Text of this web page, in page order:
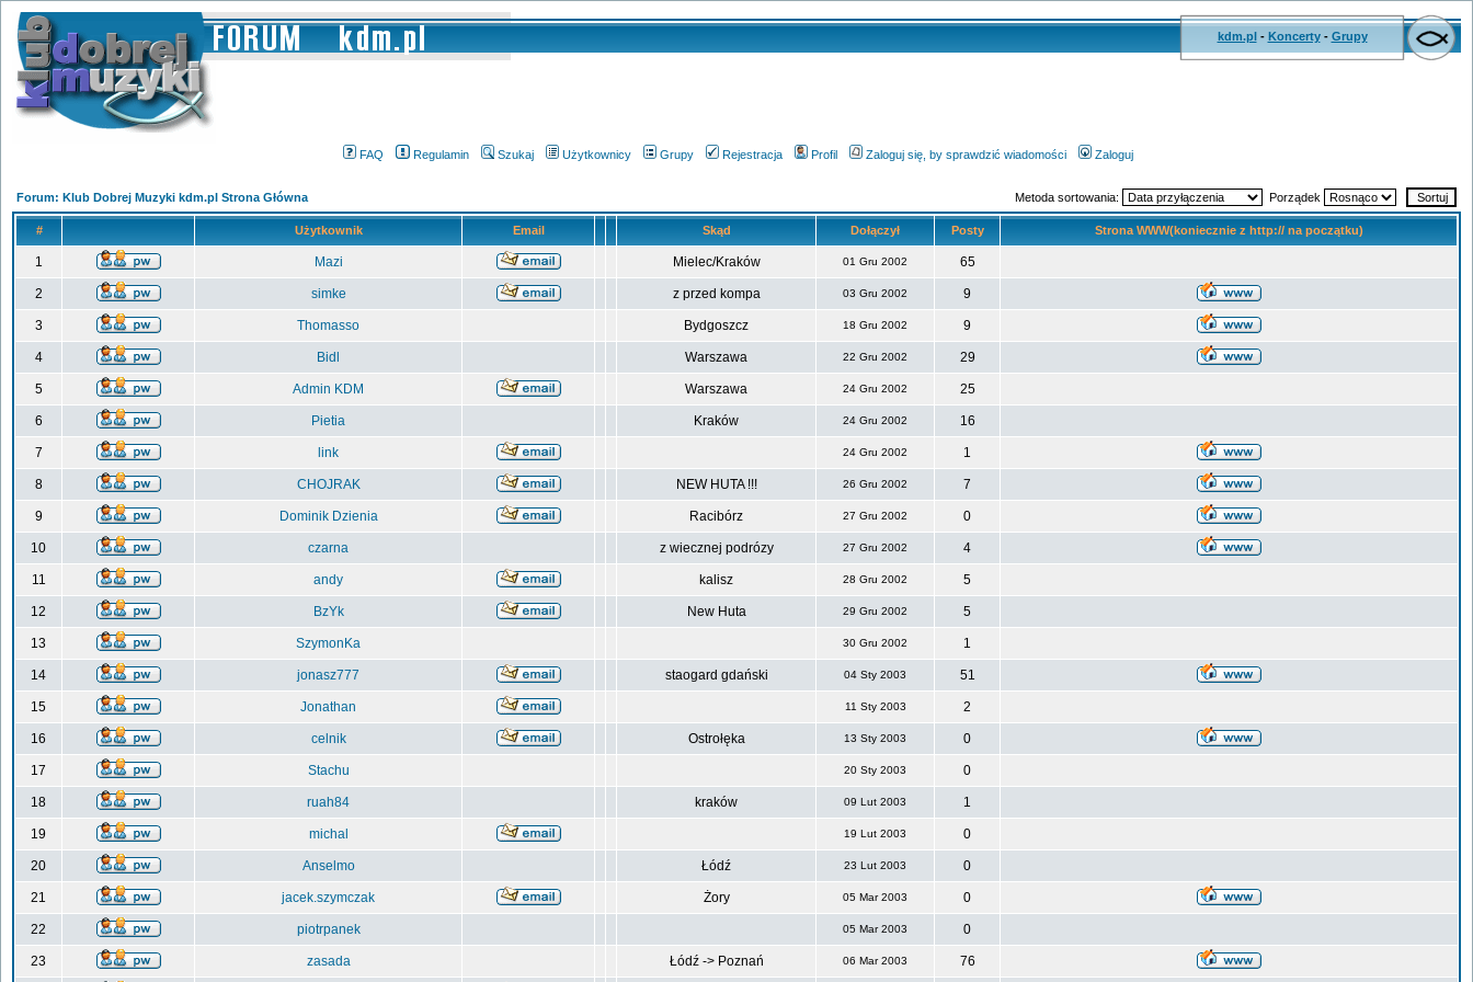
kdm.pl- Koncerty- Grupy
FAQ Regulamin Szukaj Użytkownicy Grupy Rejestracja Profil Zaloguj się, by sprawdzić wiadomości Zaloguj
Forum: Klub Dobrej Muzyki kdm.pl Strona Główna Metoda sortowania: Porządek
# Użytkownik Email Skąd Dołączył Posty Strona WWW(koniecznie z http:// na początku)
1 Mazi Mielec/Kraków 01 Gru 2002 65
2 simke z przed kompa 03 Gru 2002 9
3 Thomasso Bydgoszcz 18 Gru 2002 9
4 Bidl Warszawa 22 Gru 2002 29
5 Admin KDM Warszawa 24 Gru 2002 25
6 Pietia Kraków 24 Gru 2002 16
7 link 24 Gru 2002 1
8 CHOJRAK NEW HUTA !!! 26 Gru 2002 7
9 Dominik Dzienia Racibórz 27 Gru 2002 0
10 czarna z wiecznej podrózy 27 Gru 2002 4
11 andy kalisz 28 Gru 2002 5
12 BzYk New Huta 29 Gru 2002 5
13 SzymonKa 30 Gru 2002 1
14 jonasz777 staogard gdański 04 Sty 2003 51
15 Jonathan 11 Sty 2003 2
16 celnik Ostrołęka 13 Sty 2003 0
17 Stachu 20 Sty 2003 0
18 ruah84 kraków 09 Lut 2003 1
19 michal 19 Lut 2003 0
20 Anselmo Łódź 23 Lut 2003 0
21 jacek.szymczak Żory 05 Mar 2003 0
22 piotrpanek 05 Mar 2003 0
23 zasada Łódź -> Poznań 06 Mar 2003 76